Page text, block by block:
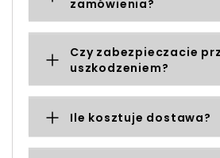
zamówienia?
Czy zabezpieczacie
uszkodzeniem?
Ile kosztuje dostawa?